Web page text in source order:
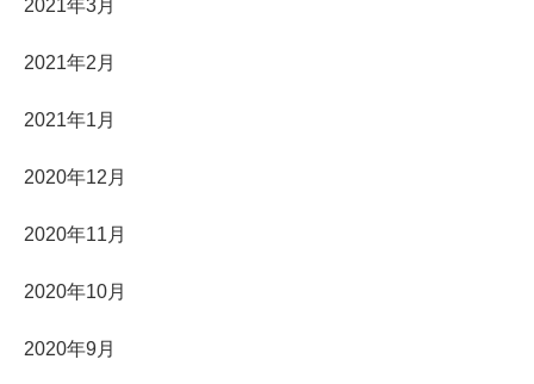
2021年3月
2021年2月
2021年1月
2020年12月
2020年11月
2020年10月
2020年9月